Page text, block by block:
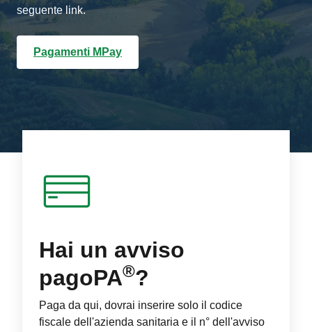
seguente link.
Pagamenti MPay
Hai un avviso
pagoPA®?
Paga da qui, dovrai inserire solo il codice
fiscale dell'azienda sanitaria e il n° dell'avviso